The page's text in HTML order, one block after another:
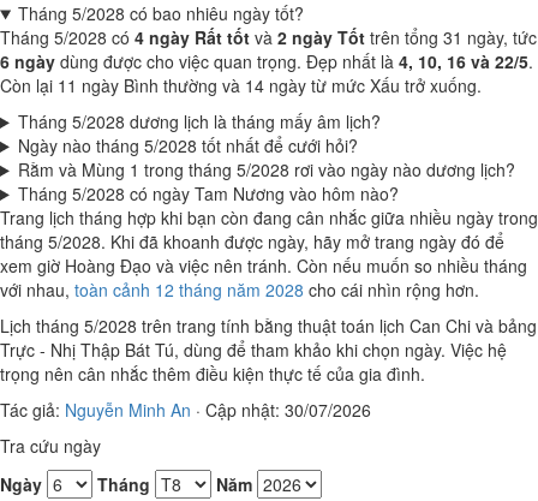
Tháng 5/2028 có bao nhiêu ngày tốt?
Tháng 5/2028 có 4 ngày Rất tốt và 2 ngày Tốt trên tổng 31 ngày, tức
6 ngày dùng được cho việc quan trọng. Đẹp nhất là 4, 10, 16 và 22/5.
Còn lại 11 ngày Bình thường và 14 ngày từ mức Xấu trở xuống.
Tháng 5/2028 dương lịch là tháng mấy âm lịch?
Ngày nào tháng 5/2028 tốt nhất để cưới hỏi?
Rằm và Mùng 1 trong tháng 5/2028 rơi vào ngày nào dương lịch?
Tháng 5/2028 có ngày Tam Nương vào hôm nào?
Trang lịch tháng hợp khi bạn còn đang cân nhắc giữa nhiều ngày trong
tháng 5/2028. Khi đã khoanh được ngày, hãy mở trang ngày đó để
xem giờ Hoàng Đạo và việc nên tránh. Còn nếu muốn so nhiều tháng
với nhau, toàn cảnh 12 tháng năm 2028 cho cái nhìn rộng hơn.
Lịch tháng 5/2028 trên trang tính bằng thuật toán lịch Can Chi và bảng
Trực - Nhị Thập Bát Tú, dùng để tham khảo khi chọn ngày. Việc hệ
trọng nên cân nhắc thêm điều kiện thực tế của gia đình.
Tác giả: Nguyễn Minh An · Cập nhật: 30/07/2026
Tra cứu ngày
Ngày
Tháng
Năm